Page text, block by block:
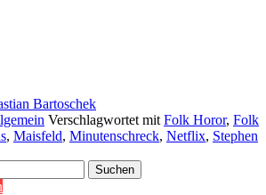
Bartoschek
Verschlagwortet mit Folk Horor, Folk
, Maisfeld, Minutenschreck, Netflix, Stephen